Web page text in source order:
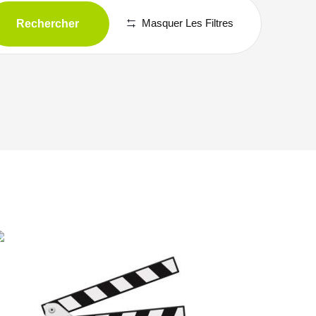
Rechercher